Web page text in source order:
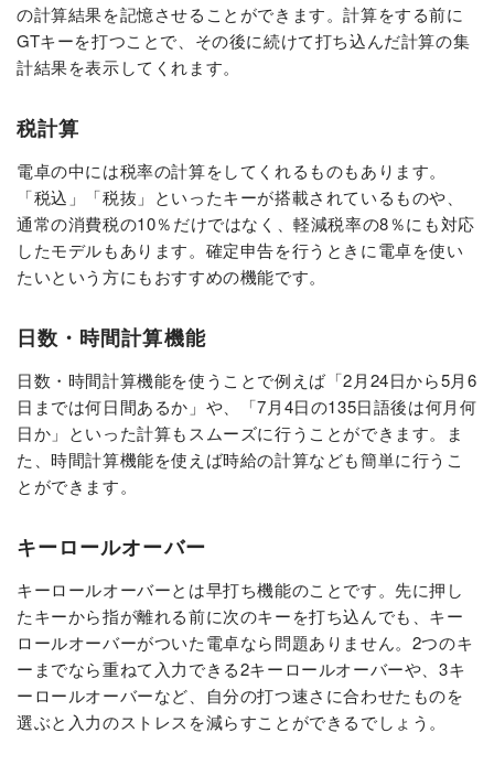
の計算結果を記憶させることができます。計算をする前に
GTキーを打つことで、その後に続けて打ち込んだ計算の集
計結果を表示してくれます。
税計算
電卓の中には税率の計算をしてくれるものもあります。
「税込」「税抜」といったキーが搭載されているものや、
通常の消費税の10％だけではなく、軽減税率の8％にも対応
したモデルもあります。確定申告を行うときに電卓を使い
たいという方にもおすすめの機能です。
日数・時間計算機能
日数・時間計算機能を使うことで例えば「2月24日から5月6
日までは何日間あるか」や、「7月4日の135日語後は何月何
日か」といった計算もスムーズに行うことができます。ま
た、時間計算機能を使えば時給の計算なども簡単に行うこ
とができます。
キーロールオーバー
キーロールオーバーとは早打ち機能のことです。先に押し
たキーから指が離れる前に次のキーを打ち込んでも、キー
ロールオーバーがついた電卓なら問題ありません。2つのキ
ーまでなら重ねて入力できる2キーロールオーバーや、3キ
ーロールオーバーなど、自分の打つ速さに合わせたものを
選ぶと入力のストレスを減らすことができるでしょう。